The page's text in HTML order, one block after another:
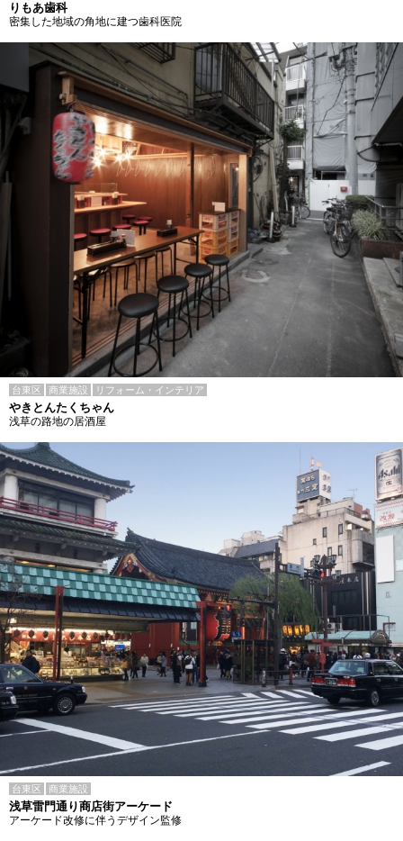
りもあ歯科
密集した地域の角地に建つ歯科医院
台東区 商業施設 リフォーム・インテリア
やきとんたくちゃん
浅草の路地の居酒屋
台東区 商業施設
浅草雷門通り商店街アーケード
アーケード改修に伴うデザイン監修